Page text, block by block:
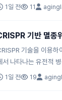
1일 전 11
기반 멸종
기술을 이용하
서 나타나는 유전적
1일 전 19